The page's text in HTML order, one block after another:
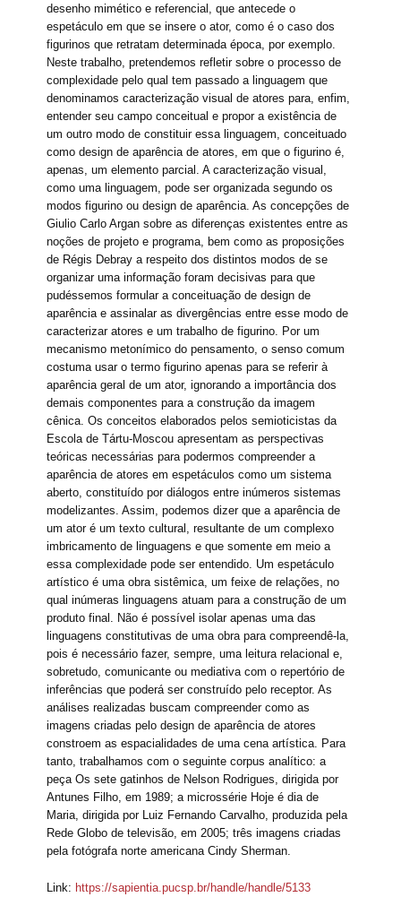
desenho mimético e referencial, que antecede o
espetáculo em que se insere o ator, como é o caso dos
figurinos que retratam determinada época, por exemplo.
Neste trabalho, pretendemos refletir sobre o processo de
complexidade pelo qual tem passado a linguagem que
denominamos caracterização visual de atores para, enfim,
entender seu campo conceitual e propor a existência de
um outro modo de constituir essa linguagem, conceituado
como design de aparência de atores, em que o figurino é,
apenas, um elemento parcial. A caracterização visual,
como uma linguagem, pode ser organizada segundo os
modos figurino ou design de aparência. As concepções de
Giulio Carlo Argan sobre as diferenças existentes entre as
noções de projeto e programa, bem como as proposições
de Régis Debray a respeito dos distintos modos de se
organizar uma informação foram decisivas para que
pudéssemos formular a conceituação de design de
aparência e assinalar as divergências entre esse modo de
caracterizar atores e um trabalho de figurino. Por um
mecanismo metonímico do pensamento, o senso comum
costuma usar o termo figurino apenas para se referir à
aparência geral de um ator, ignorando a importância dos
demais componentes para a construção da imagem
cênica. Os conceitos elaborados pelos semioticistas da
Escola de Tártu-Moscou apresentam as perspectivas
teóricas necessárias para podermos compreender a
aparência de atores em espetáculos como um sistema
aberto, constituído por diálogos entre inúmeros sistemas
modelizantes. Assim, podemos dizer que a aparência de
um ator é um texto cultural, resultante de um complexo
imbricamento de linguagens e que somente em meio a
essa complexidade pode ser entendido. Um espetáculo
artístico é uma obra sistêmica, um feixe de relações, no
qual inúmeras linguagens atuam para a construção de um
produto final. Não é possível isolar apenas uma das
linguagens constitutivas de uma obra para compreendê-la,
pois é necessário fazer, sempre, uma leitura relacional e,
sobretudo, comunicante ou mediativa com o repertório de
inferências que poderá ser construído pelo receptor. As
análises realizadas buscam compreender como as
imagens criadas pelo design de aparência de atores
constroem as espacialidades de uma cena artística. Para
tanto, trabalhamos com o seguinte corpus analítico: a
peça Os sete gatinhos de Nelson Rodrigues, dirigida por
Antunes Filho, em 1989; a microssérie Hoje é dia de
Maria, dirigida por Luiz Fernando Carvalho, produzida pela
Rede Globo de televisão, em 2005; três imagens criadas
pela fotógrafa norte americana Cindy Sherman.
Link: https://sapientia.pucsp.br/handle/handle/5133